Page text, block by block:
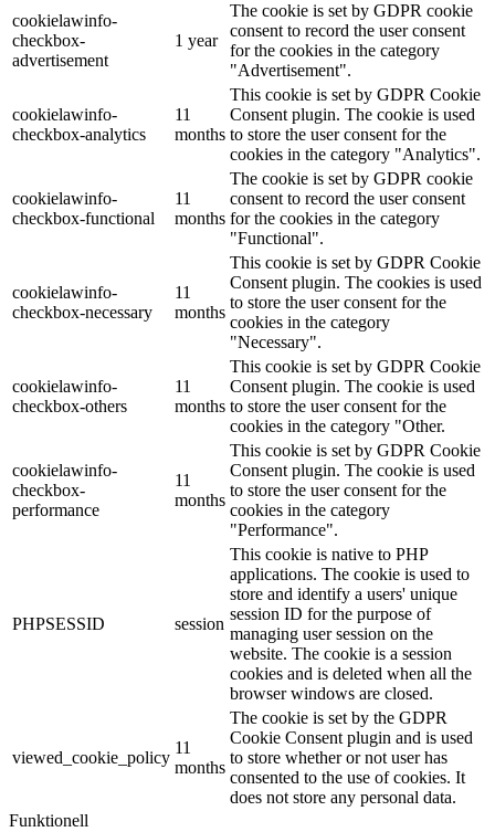
cookielawinfo-
checkbox-
advertisement
1 year
The cookie is set by GDPR cookie
consent to record the user consent
for the cookies in the category
"Advertisement".
cookielawinfo-
checkbox-analytics
11
months
This cookie is set by GDPR Cookie
Consent plugin. The cookie is used
to store the user consent for the
cookies in the category "Analytics".
cookielawinfo-
checkbox-functional
11
months
The cookie is set by GDPR cookie
consent to record the user consent
for the cookies in the category
"Functional".
cookielawinfo-
checkbox-necessary
11
months
This cookie is set by GDPR Cookie
Consent plugin. The cookies is used
to store the user consent for the
cookies in the category
"Necessary".
cookielawinfo-
checkbox-others
11
months
This cookie is set by GDPR Cookie
Consent plugin. The cookie is used
to store the user consent for the
cookies in the category "Other.
cookielawinfo-
checkbox-
performance
11
months
This cookie is set by GDPR Cookie
Consent plugin. The cookie is used
to store the user consent for the
cookies in the category
"Performance".
PHPSESSID session
This cookie is native to PHP
applications. The cookie is used to
store and identify a users' unique
session ID for the purpose of
managing user session on the
website. The cookie is a session
cookies and is deleted when all the
browser windows are closed.
viewed_cookie_policy
11
months
The cookie is set by the GDPR
Cookie Consent plugin and is used
to store whether or not user has
consented to the use of cookies. It
does not store any personal data.
Funktionell